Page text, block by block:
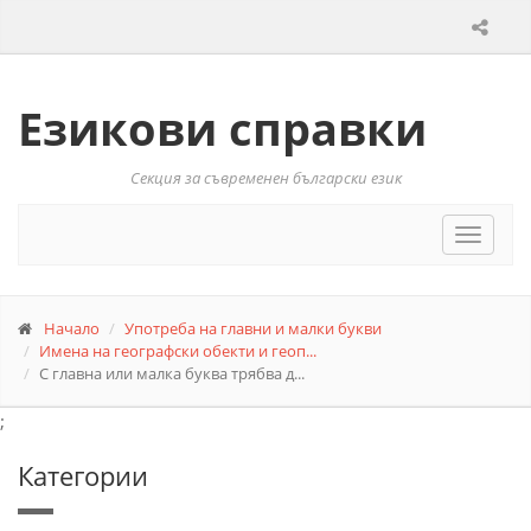
Езикови справки
Секция за съвременен български език
Toggle
Начало
Употреба на главни и малки букви
Имена на географски обекти и геоп...
С главна или малка буква трябва д...
;
Категории